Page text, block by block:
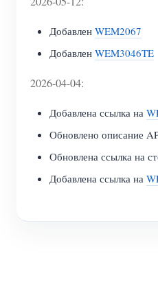
Добавлен WEM2067
Добавлен WEM3046TE
2026-04-04:
Добавлена ссылка на
Обновлено описание
Обновлена ссылка на
Добавлена ссылка на